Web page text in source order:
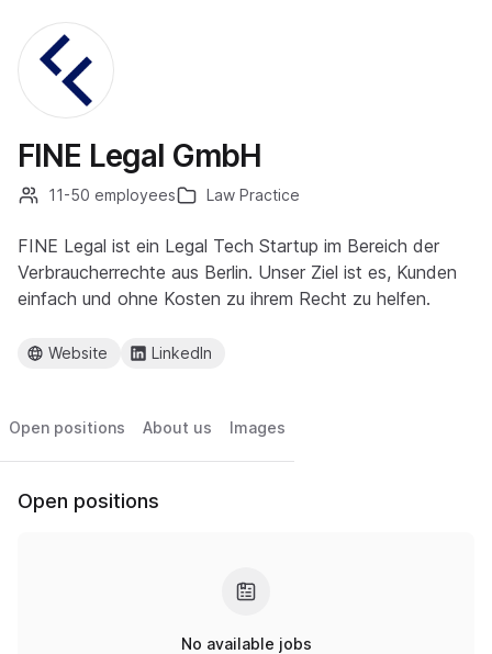
FINE Legal GmbH
11-50 employees Law Practice
FINE Legal ist ein Legal Tech Startup im Bereich der
Verbraucherrechte aus Berlin. Unser Ziel ist es, Kunden
einfach und ohne Kosten zu ihrem Recht zu helfen.
Website LinkedIn
Open positions About us Images
Open positions
No available jobs